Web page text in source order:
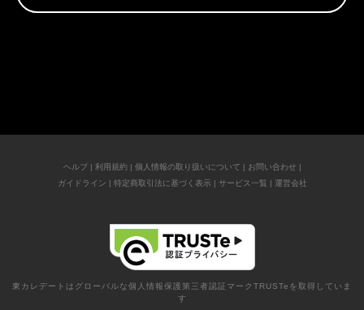
ヘルプ| 利用規約 | 個人情報の取り扱いについて | お問い合わせ|
ガイドライン | 特定商取引法に基づく表示| サービス一覧 | 運営会社
東カレデートはグローバルな個人情報保護第三者認証マークTRUSTeを取得していま
す